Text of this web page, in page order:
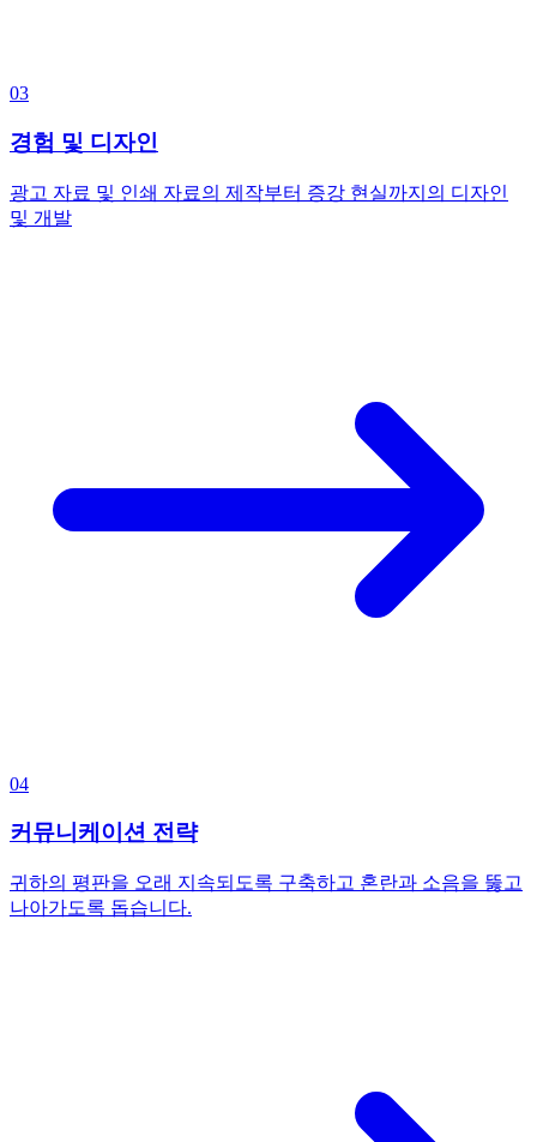
03
경험 및 디자인
광고 자료 및 인쇄 자료의 제작부터 증강 현실까지의 디자인
및 개발
04
커뮤니케이션 전략
귀하의 평판을 오래 지속되도록 구축하고 혼란과 소음을 뚫고
나아가도록 돕습니다.